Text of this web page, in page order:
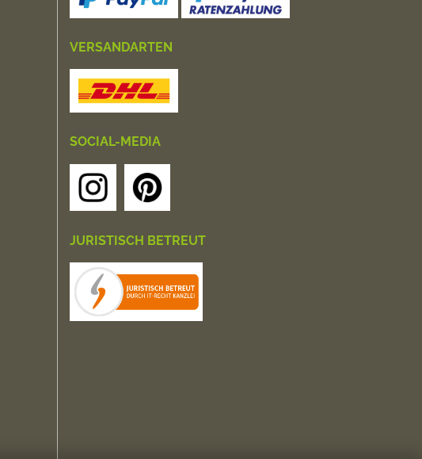
VERSANDARTEN
SOCIAL-MEDIA
JURISTISCH BETREUT